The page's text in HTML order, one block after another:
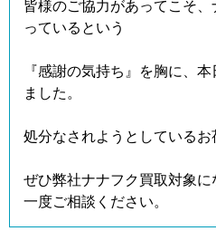
皆様のご協力があってこそ
っているという
『感謝の気持ち』を胸に、
ました。
処分なされようとしているお
ぜひ弊社ナナフク買取対象
一度ご相談ください。